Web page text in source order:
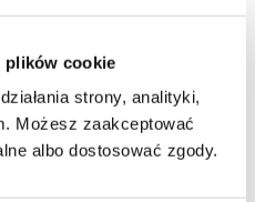
plików cookie
strony, analityki,
Możesz zaakceptować
albo dostosować zgody.